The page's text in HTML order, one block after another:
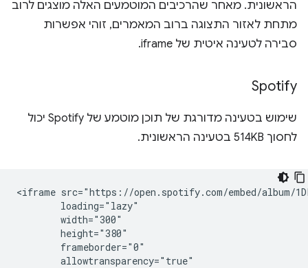
הראשונית. מאחר שהרכיבים המוטמעים האלה מוצגים לרוב
מתחת לאזור התצוגה ברוב המאמרים, זוהי אפשרות
סבירה לטעינה איטית של iframe.
Spotify
שימוש בטעינה מדורגת של תוכן מוטמע של Spotify יכול
לחסוך 514KB בטעינה הראשונית.
<iframe src="https://open.spotify.com/embed/album/
        loading="lazy"
        width="300"
        height="380"
        frameborder="0"
        allowtransparency="true"